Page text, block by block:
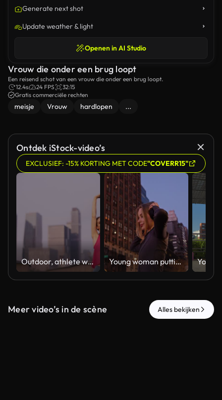
Generate next shot
Update weather & light
Openen in AI Studio
Vrouw die onder een brug loopt
Een reisend schot van een vrouw die onder een brug loopt.
12.4s
24 FPS
32:15
Gratis commerciële rechten
meisje Vrouw hardlopen ...
Ontdek iStock-video’s
EXCLUSIEF: -15% KORTING MET CODE"COVERR15"
Outdoor, athlete woman stretching Routine, training and warm up Young woman putting on headphones in new york city at dusk
Meer video’s in de scène Alles bekijken